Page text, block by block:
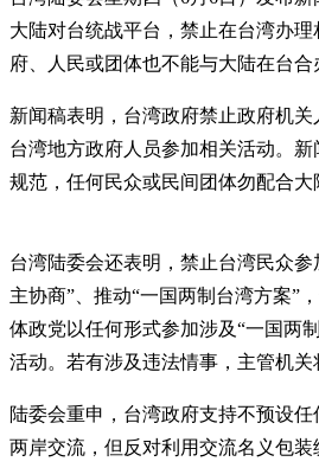
大陆对台统战平台，禁止在台湾办
府、人民或团体也不能与大陆在台合
新闻稿表明，台湾政府禁止政府机
台湾地方政府人员参加相关活动。
规范，任何民众或民间团体勿配合大
台湾陆委会还表明，禁止台湾民众参
主协商”、推动“一国两制台湾方案”
体政党以任何形式参加涉及“一国两
活动。若有涉及违法情事，主管机关
陆委会重申，台湾政府支持不预设
两岸交流，但反对利用交流名义包